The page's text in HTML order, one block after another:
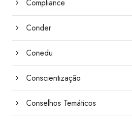
Compliance
Conder
Conedu
Conscientização
Conselhos Temáticos